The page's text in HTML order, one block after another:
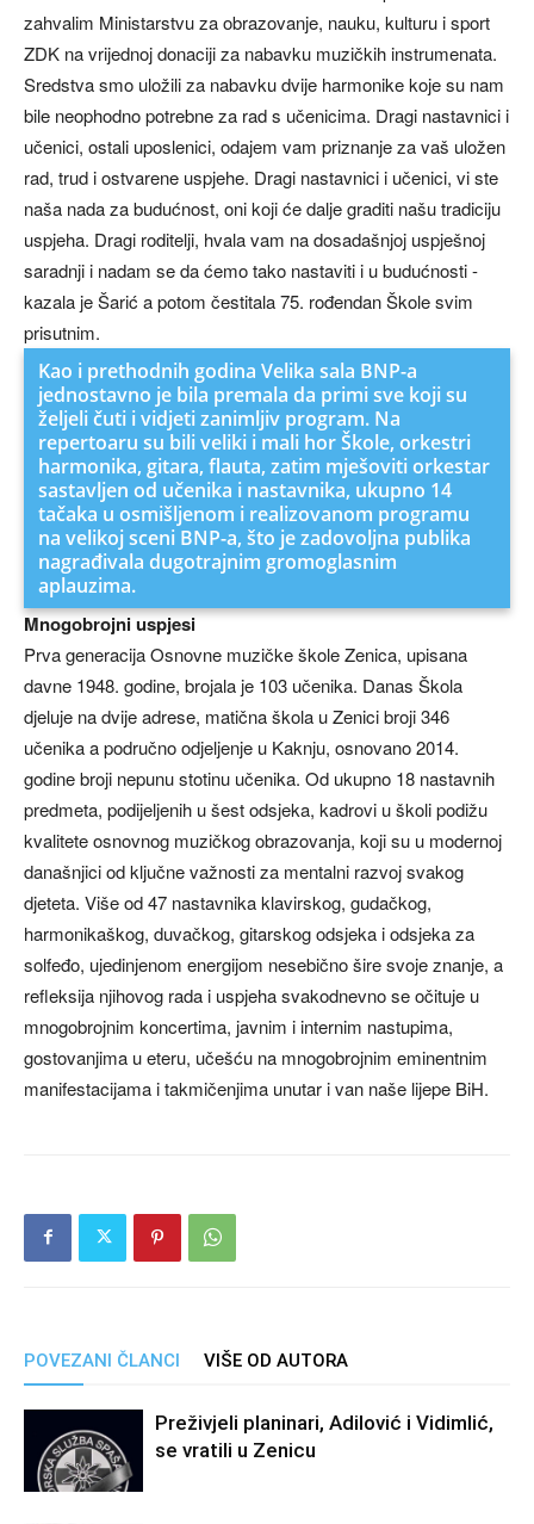
zahvalim Ministarstvu za obrazovanje, nauku, kulturu i sport
ZDK na vrijednoj donaciji za nabavku muzičkih instrumenata.
Sredstva smo uložili za nabavku dvije harmonike koje su nam
bile neophodno potrebne za rad s učenicima. Dragi nastavnici i
učenici, ostali uposlenici, odajem vam priznanje za vaš uložen
rad, trud i ostvarene uspjehe. Dragi nastavnici i učenici, vi ste
naša nada za budućnost, oni koji će dalje graditi našu tradiciju
uspjeha. Dragi roditelji, hvala vam na dosadašnjoj uspješnoj
saradnji i nadam se da ćemo tako nastaviti i u budućnosti -
kazala je Šarić a potom čestitala 75. rođendan Škole svim
prisutnim.
Kao i prethodnih godina Velika sala BNP-a
jednostavno je bila premala da primi sve koji su
željeli čuti i vidjeti zanimljiv program. Na
repertoaru su bili veliki i mali hor Škole, orkestri
harmonika, gitara, flauta, zatim mješoviti orkestar
sastavljen od učenika i nastavnika, ukupno 14
tačaka u osmišljenom i realizovanom programu
na velikoj sceni BNP-a, što je zadovoljna publika
nagrađivala dugotrajnim gromoglasnim
aplauzima.
Mnogobrojni uspjesi
Prva generacija Osnovne muzičke škole Zenica, upisana
davne 1948. godine, brojala je 103 učenika. Danas Škola
djeluje na dvije adrese, matična škola u Zenici broji 346
učenika a područno odjeljenje u Kaknju, osnovano 2014.
godine broji nepunu stotinu učenika. Od ukupno 18 nastavnih
predmeta, podijeljenih u šest odsjeka, kadrovi u školi podižu
kvalitete osnovnog muzičkog obrazovanja, koji su u modernoj
današnjici od ključne važnosti za mentalni razvoj svakog
djeteta. Više od 47 nastavnika klavirskog, gudačkog,
harmonikaškog, duvačkog, gitarskog odsjeka i odsjeka za
solfeđo, ujedinjenom energijom nesebično šire svoje znanje, a
refleksija njihovog rada i uspjeha svakodnevno se očituje u
mnogobrojnim koncertima, javnim i internim nastupima,
gostovanjima u eteru, učešću na mnogobrojnim eminentnim
manifestacijama i takmičenjima unutar i van naše lijepe BiH.
POVEZANI ČLANCI VIŠE OD AUTORA
Preživjeli planinari, Adilović i Vidimlić,
se vratili u Zenicu